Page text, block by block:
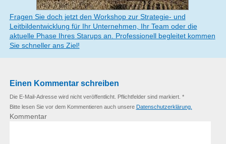
Fragen Sie doch jetzt den Workshop zur Strategie- und
Leitbildentwicklung für Ihr Unternehmen, Ihr Team oder die
aktuelle Phase Ihres Starups an. Professionell begleitet kommen
Sie schneller ans Ziel!
Einen Kommentar schreiben
Die E-Mail-Adresse wird nicht veröffentlicht. Pflichtfelder sind markiert. *
Bitte lesen Sie vor dem Kommentieren auch unsere Datenschutzerklärung.
Kommentar